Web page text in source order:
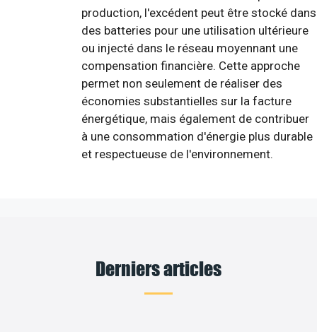
production, l'excédent peut être stocké dans
des batteries pour une utilisation ultérieure
ou injecté dans le réseau moyennant une
compensation financière. Cette approche
permet non seulement de réaliser des
économies substantielles sur la facture
énergétique, mais également de contribuer
à une consommation d'énergie plus durable
et respectueuse de l'environnement.
Derniers articles